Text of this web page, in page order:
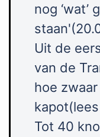
nog ‘wat’
Uit de
van de
hoe
Tot 40